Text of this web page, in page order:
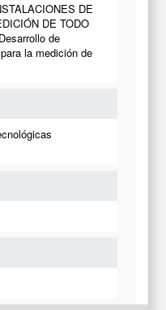
DE
DE TODO
de
la medición de